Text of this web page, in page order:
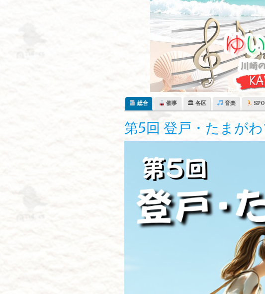
総合 催事 🏛 各区 音楽
第5回 登戸・たまが